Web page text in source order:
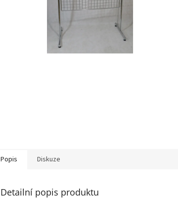
Popis Diskuze
Detailní popis produktu